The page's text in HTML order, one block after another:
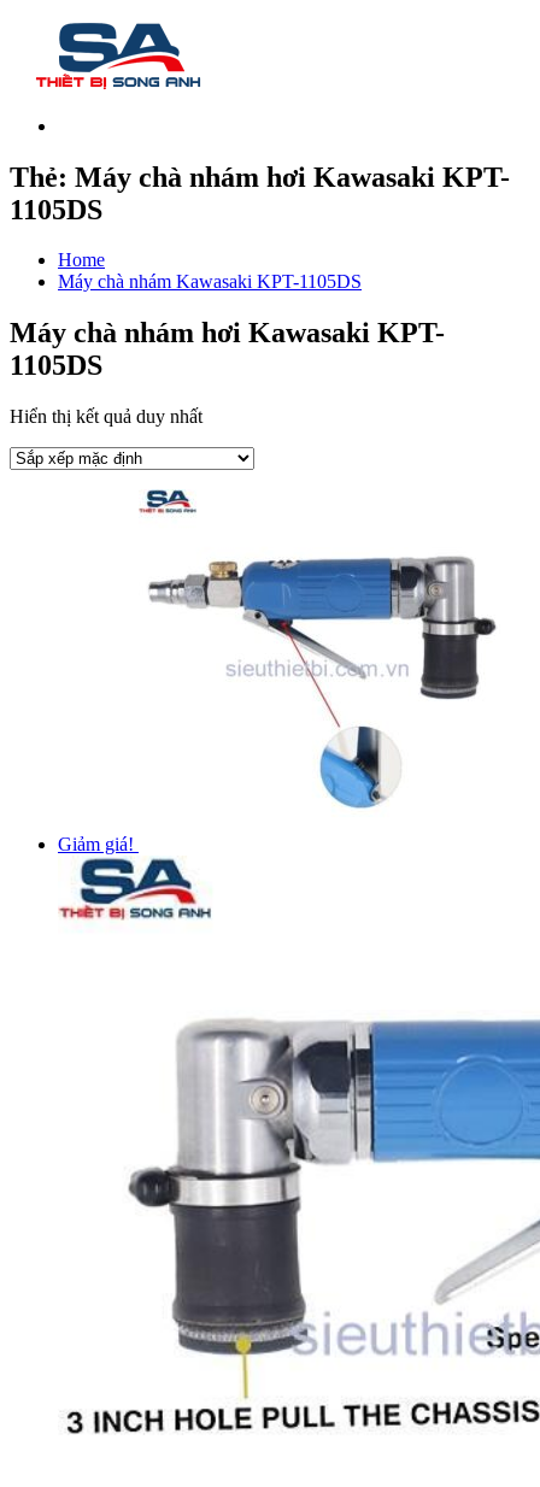
Thẻ: Máy chà nhám hơi Kawasaki KPT-
1105DS
Home
Máy chà nhám Kawasaki KPT-1105DS
Máy chà nhám hơi Kawasaki KPT-
1105DS
Hiển thị kết quả duy nhất
Giảm giá!